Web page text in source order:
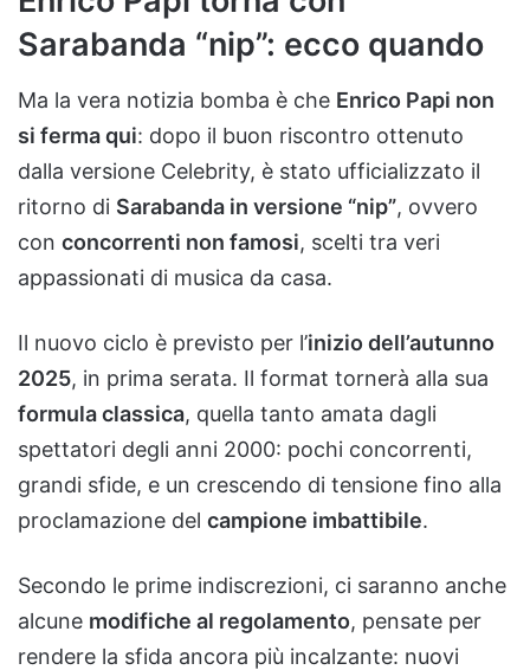
Sarabanda “nip”: ecco quando
Ma la vera notizia bomba è che Enrico Papi non
si ferma qui: dopo il buon riscontro ottenuto
dalla versione Celebrity, è stato ufficializzato il
ritorno di Sarabanda in versione “nip”, ovvero
con concorrenti non famosi, scelti tra veri
appassionati di musica da casa.
Il nuovo ciclo è previsto per l’inizio dell’autunno
2025, in prima serata. Il format tornerà alla sua
formula classica, quella tanto amata dagli
spettatori degli anni 2000: pochi concorrenti,
grandi sfide, e un crescendo di tensione fino alla
proclamazione del campione imbattibile.
Secondo le prime indiscrezioni, ci saranno anche
alcune modifiche al regolamento, pensate per
rendere la sfida ancora più incalzante: nuovi